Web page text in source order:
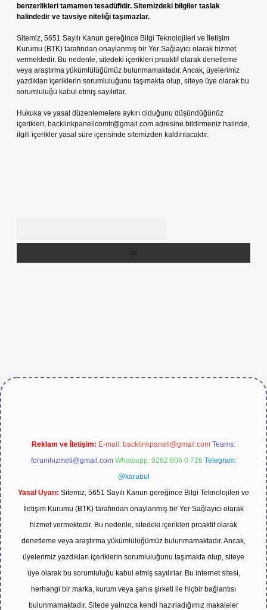
benzerlikleri tamamen tesadüfidir. Sitemizdeki bilgiler taslak
halindedir ve tavsiye niteliği taşımazlar.
Sitemiz, 5651 Sayılı Kanun gereğince Bilgi Teknolojileri ve İletişim
Kurumu (BTK) tarafından onaylanmış bir Yer Sağlayıcı olarak hizmet
vermektedir. Bu nedenle, sitedeki içerikleri proaktif olarak denetleme
veya araştırma yükümlülüğümüz bulunmamaktadır. Ancak, üyelerimiz
yazdıkları içeriklerin sorumluluğunu taşımakta olup, siteye üye olarak bu
sorumluluğu kabul etmiş sayılırlar.
Hukuka ve yasal düzenlemelere aykırı olduğunu düşündüğünüz
içerikleri, backlinkpanelicomtr@gmail.com adresine bildirmeniz halinde,
ilgili içerikler yasal süre içerisinde sitemizden kaldırılacaktır.
Reklam ve İletişim: E-mail: backlinkpaneli@gmail.com Teams:
forumhizmeti@gmail.com Whatsapp: 0262 606 0 726 Telegram:
@karabul
Yasal Uyarı: Sitemiz, 5651 Sayılı Kanun gereğince Bilgi Teknolojileri ve
İletişim Kurumu (BTK) tarafından onaylanmış bir Yer Sağlayıcı olarak
hizmet vermektedir. Bu nedenle, sitedeki içerikleri proaktif olarak
denetleme veya araştırma yükümlülüğümüz bulunmamaktadır. Ancak,
üyelerimiz yazdıkları içeriklerin sorumluluğunu taşımakta olup, siteye
üye olarak bu sorumluluğu kabul etmiş sayılırlar. Bu internet sitesi,
herhangi bir marka, kurum veya şahıs şirketi ile hiçbir bağlantısı
bulunmamaktadır. Sitede yalnızca kendi hazırladığımız makaleler